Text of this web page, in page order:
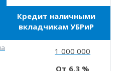
Кредит наличными
вкладчикам УБРиР
1 000 000
6.3